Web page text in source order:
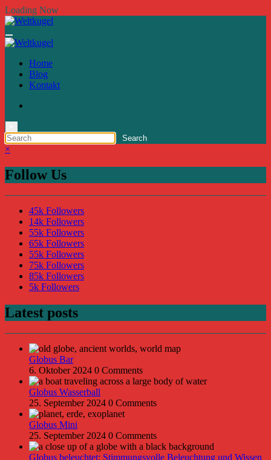
Zum
Inhalt
Loading Now
Home
Blog
Kontakt
×
Follow Us
45k Followers
14k Followers
55k Followers
65k Followers
55k Followers
75k Followers
85k Followers
5k Followers
Latest posts
Globus Bar
6. Oktober 2024 0 Comments
Globus Wasserball
25. September 2024 0 Comments
Globus Mini
25. September 2024 0 Comments
Globus beleuchtet: Stimmungsvolle Beleuchtung und Wissen